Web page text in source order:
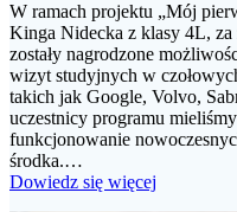
W ramach projektu „Mój
Kinga Nidecka z klasy 4L,
zostały nagrodzone
wizyt studyjnych w
takich jak Google, Volvo,
uczestnicy programu
funkcjonowanie
środka.…
Dowiedz się więcej